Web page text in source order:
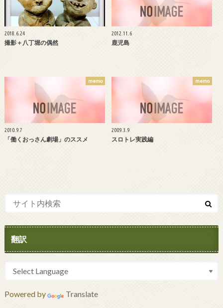
2018.6.24
撮影＋八丁堀の偶然
2012.11.6
鹿児島
memo
2010.9.7
「働くおっさん劇場」のススメ
memo
2009.3.9
スロトレ実践編
翻訳
Powered by Translate